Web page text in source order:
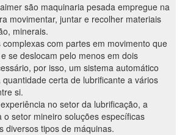
são maquinaria pesada empregue na
movimentar, juntar e recolher materiais
minerais.
com partes em movimento que
se deslocam pelo menos em dois
por isso, um sistema automático
certa de lubrificante a vários
si.
no setor da lubrificação, a
o setor mineiro soluções específicas
diversos tipos de máquinas.